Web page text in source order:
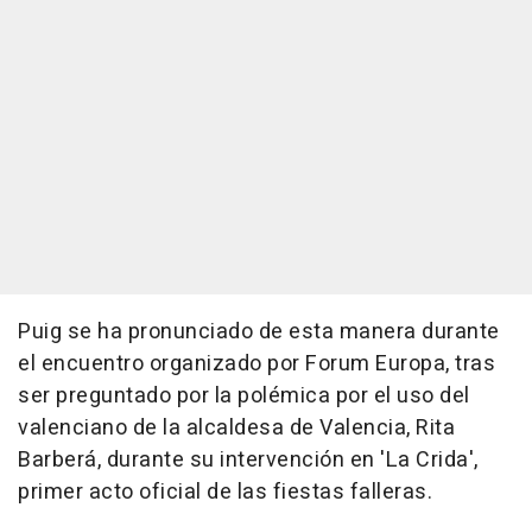
Puig se ha pronunciado de esta manera durante
el encuentro organizado por Forum Europa, tras
ser preguntado por la polémica por el uso del
valenciano de la alcaldesa de Valencia, Rita
Barberá, durante su intervención en 'La Crida',
primer acto oficial de las fiestas falleras.